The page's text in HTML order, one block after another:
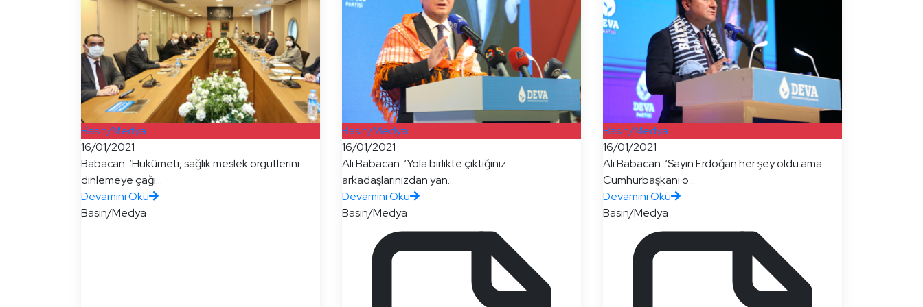
Basın/Medya
16/01/2021
Babacan: ‘Hükûmeti, sağlık meslek örgütlerini
dinlemeye çağı...
Devamını Oku
Basın/Medya
Basın/Medya
16/01/2021
Ali Babacan: ‘Yola birlikte çıktığınız
arkadaşlarınızdan yan...
Devamını Oku
Basın/Medya
Basın/Medya
16/01/2021
Ali Babacan: ‘Sayın Erdoğan her şey oldu ama
Cumhurbaşkanı o...
Devamını Oku
Basın/Medya